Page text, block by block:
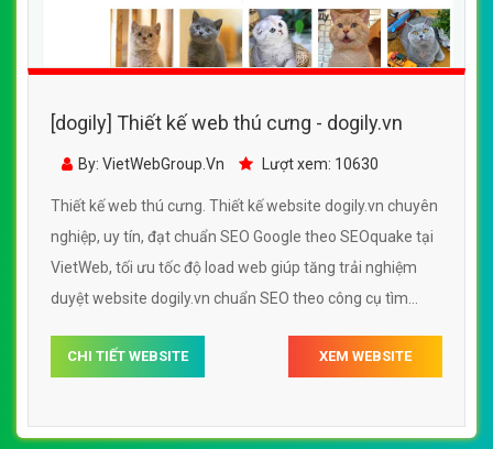
[dogily] Thiết kế web thú cưng - dogily.vn
By: VietWebGroup.Vn Lượt xem: 10630
Thiết kế web thú cưng. Thiết kế website dogily.vn chuyên
nghiệp, uy tín, đạt chuẩn SEO Google theo SEOquake tại
VietWeb, tối ưu tốc độ load web giúp tăng trải nghiệm
duyệt website dogily.vn chuẩn SEO theo công cụ tìm
CHI TIẾT WEBSITE XEM WEBSITE